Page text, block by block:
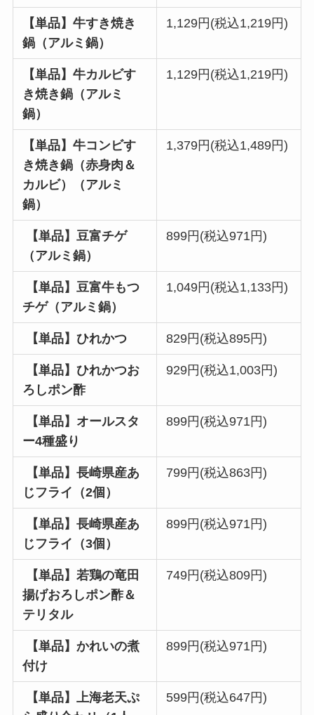
【単品】牛すき焼き
鍋（アルミ鍋）
1,129円 (税込1,219円)
【単品】牛カルビす
き焼き鍋（アルミ
鍋）
1,129円 (税込1,219円)
【単品】牛コンビす
き焼き鍋（赤身肉＆
カルビ）（アルミ
鍋）
1,379円(税込1,489円)
【単品】豆富チゲ
（アルミ鍋）
899円(税込971円)
【単品】豆富牛もつ
チゲ（アルミ鍋）
1,049円(税込1,133円)
【単品】ひれかつ 829円(税込895円)
【単品】ひれかつお
ろしポン酢
929円(税込1,003円)
【単品】オールスタ
ー4種盛り
899円(税込971円)
【単品】長崎県産あ
じフライ（2個）
799円(税込863円)
【単品】長崎県産あ
じフライ（3個）
899円(税込971円)
【単品】若鶏の竜田
揚げおろしポン酢＆
テリタル
749円(税込809円)
【単品】かれいの煮
付け
899円(税込971円)
【単品】上海老天ぷ
599円(税込647円)